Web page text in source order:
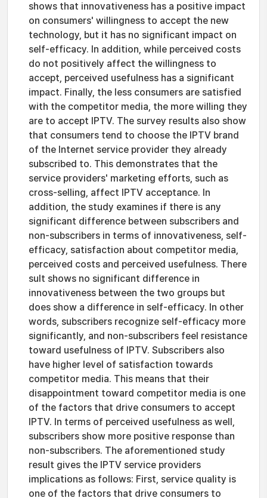
shows that innovativeness has a positive impact
on consumers' willingness to accept the new
technology, but it has no significant impact on
self-efficacy. In addition, while perceived costs
do not positively affect the willingness to
accept, perceived usefulness has a significant
impact. Finally, the less consumers are satisfied
with the competitor media, the more willing they
are to accept IPTV. The survey results also show
that consumers tend to choose the IPTV brand
of the Internet service provider they already
subscribed to. This demonstrates that the
service providers' marketing efforts, such as
cross-selling, affect IPTV acceptance. In
addition, the study examines if there is any
significant difference between subscribers and
non-subscribers in terms of innovativeness, self-
efficacy, satisfaction about competitor media,
perceived costs and perceived usefulness. There
sult shows no significant difference in
innovativeness between the two groups but
does show a difference in self-efficacy. In other
words, subscribers recognize self-efficacy more
significantly, and non-subscribers feel resistance
toward usefulness of IPTV. Subscribers also
have higher level of satisfaction towards
competitor media. This means that their
disappointment toward competitor media is one
of the factors that drive consumers to accept
IPTV. In terms of perceived usefulness as well,
subscribers show more positive response than
non-subscribers. The aforementioned study
result gives the IPTV service providers
implications as follows: First, service quality is
one of the factors that drive consumers to